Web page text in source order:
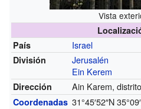
Vista
País
Israel
División
Jerusalén
Ein Kerem
Dirección Ain Karem,
Coordenadas 31°45′52″N